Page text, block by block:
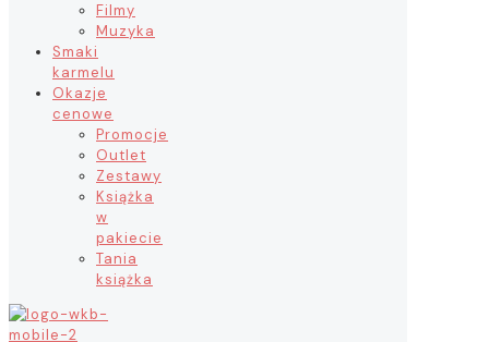
Filmy
Muzyka
Smaki
karmelu
Okazje
cenowe
Promocje
Outlet
Zestawy
Książka
w
pakiecie
Tania
książka